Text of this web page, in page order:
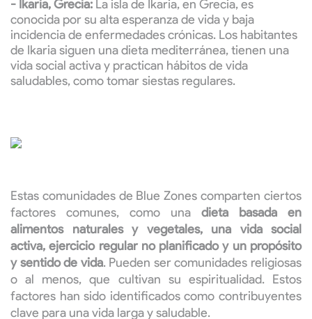
- Ikaria, Grecia: La isla de Ikaria, en Grecia, es
conocida por su alta esperanza de vida y baja
incidencia de enfermedades crónicas. Los habitantes
de Ikaria siguen una dieta mediterránea, tienen una
vida social activa y practican hábitos de vida
saludables, como tomar siestas regulares.
Estas comunidades de Blue Zones comparten ciertos
factores comunes, como una dieta basada en
alimentos naturales y vegetales, una vida social
activa, ejercicio regular no planificado y un propósito
y sentido de vida. Pueden ser comunidades religiosas
o al menos, que cultivan su espiritualidad. Estos
factores han sido identificados como contribuyentes
clave para una vida larga y saludable.